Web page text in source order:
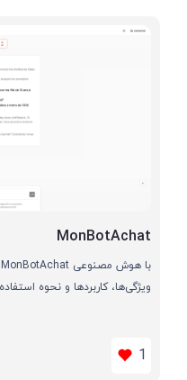
MonBotAchat
ویژگی‌ها، کاربردها و نحوه
1